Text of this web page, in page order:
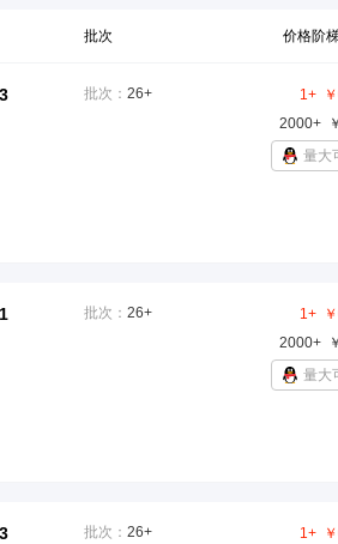
P-2012-15(MM) 0402(1005 公制)
7343-31 CASE-N-2012-10(MM)
批次 价格阶
批次： 26+ 1+ ￥
2000+
￥
量大
批次： 26+ 1+ ￥
2000+
￥
量大
批次： 26+ 1+ ￥